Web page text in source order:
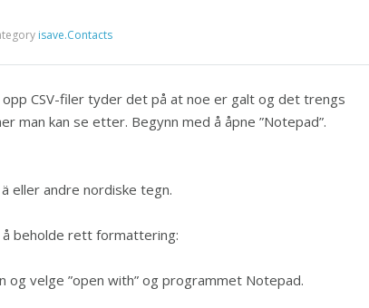
isave.Contacts
CSV-filer tyder det på at noe er galt og det trengs
man kan se etter. Begynn med å åpne ”Notepad”.
eller andre nordiske tegn.
beholde rett formattering:
og velge ”open with” og programmet Notepad.